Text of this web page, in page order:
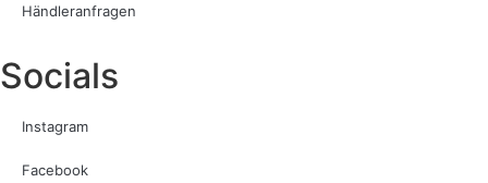
Händleranfragen
Socials
Instagram
Facebook